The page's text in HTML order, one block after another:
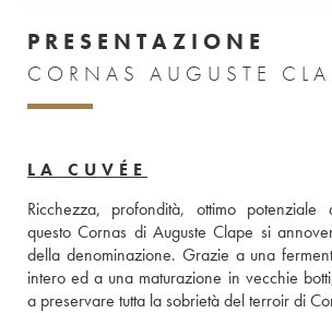
PRESENTAZIONE
CORNAS AUGUSTE
LA CUVÉE
Ricchezza, profondità, ottimo potenziale
questo Cornas di Auguste Clape si
della denominazione. Grazie a una
intero ed a una maturazione in vecchie
a preservare tutta la sobrietà del terroir di